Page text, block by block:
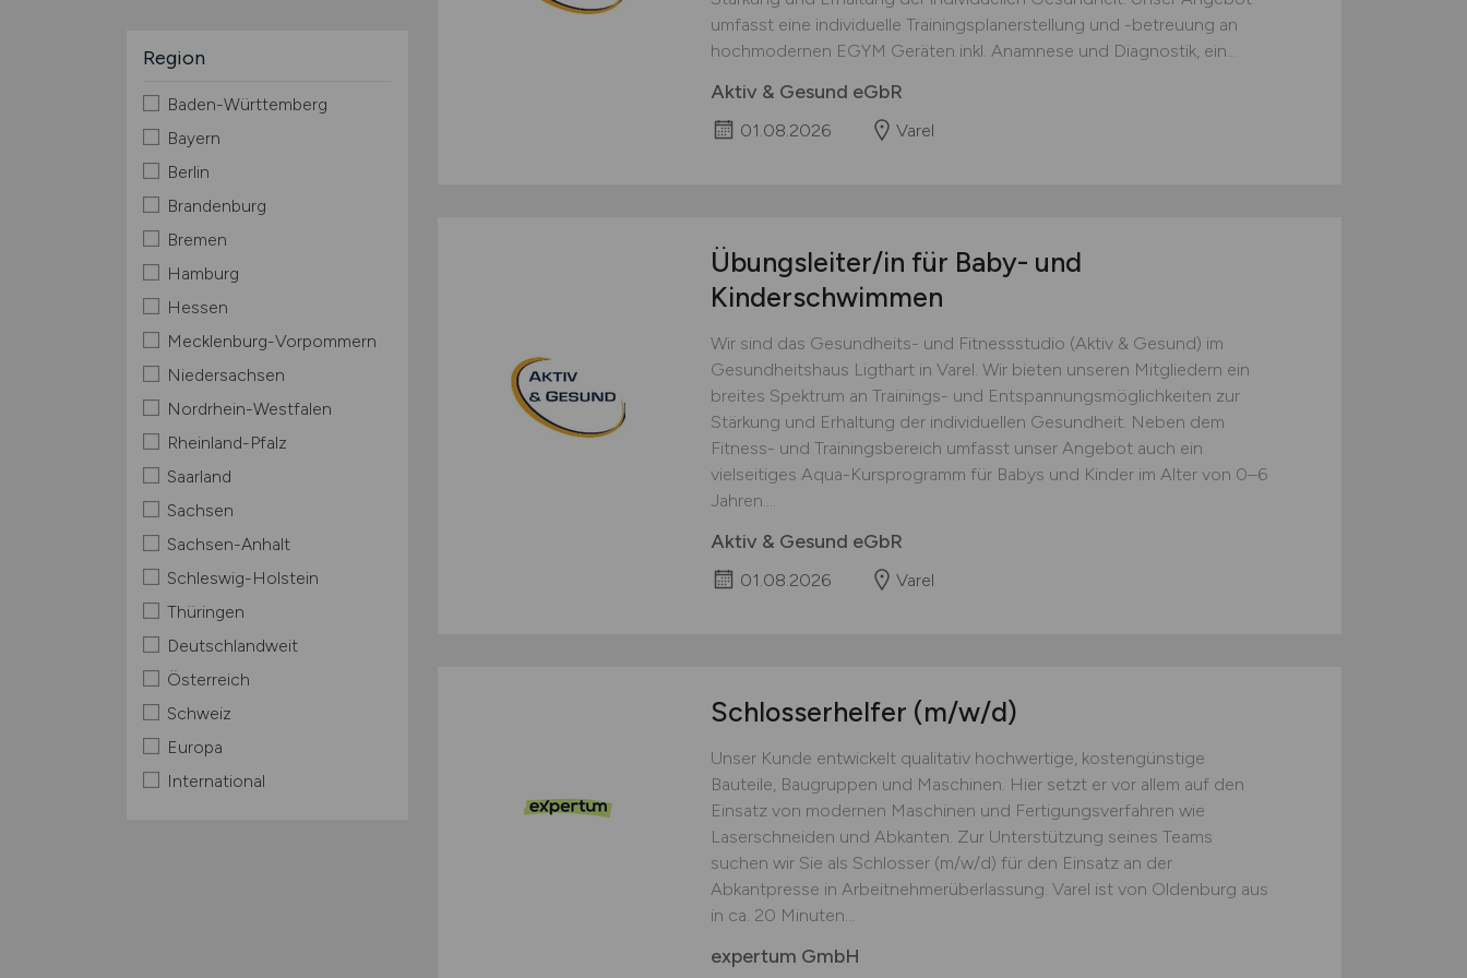
Region
Baden-Württemberg
Bayern
Berlin
Brandenburg
Bremen
Hamburg
Hessen
Mecklenburg-Vorpommern
Niedersachsen
Nordrhein-Westfalen
Rheinland-Pfalz
Saarland
Sachsen
Sachsen-Anhalt
Schleswig-Holstein
Thüringen
Deutschlandweit
Österreich
Schweiz
Europa
International
umfasst eine individuelle Trainingsplanerstellung und -betreuung an
hochmodernen EGYM Geräten inkl. Anamnese und Diagnostik, ein...
Aktiv & Gesund eGbR
01.08.2026 Varel
Übungsleiter/in für Baby- und
Kinderschwimmen
Wir sind das Gesundheits- und Fitnessstudio (Aktiv & Gesund) im
Gesundheitshaus Ligthart in Varel. Wir bieten unseren Mitgliedern ein
breites Spektrum an Trainings- und Entspannungsmöglichkeiten zur
Stärkung und Erhaltung der individuellen Gesundheit. Neben dem
Fitness- und Trainingsbereich umfasst unser Angebot auch ein
vielseitiges Aqua-Kursprogramm für Babys und Kinder im Alter von 0–6
Jahren....
Aktiv & Gesund eGbR
01.08.2026 Varel
Schlosserhelfer (m/w/d)
Unser Kunde entwickelt qualitativ hochwertige, kostengünstige
Bauteile, Baugruppen und Maschinen. Hier setzt er vor allem auf den
Einsatz von modernen Maschinen und Fertigungsverfahren wie
Laserschneiden und Abkanten. Zur Unterstützung seines Teams
suchen wir Sie als Schlosser (m/w/d) für den Einsatz an der
Abkantpresse in Arbeitnehmerüberlassung. Varel ist von Oldenburg aus
in ca. 20 Minuten...
expertum GmbH